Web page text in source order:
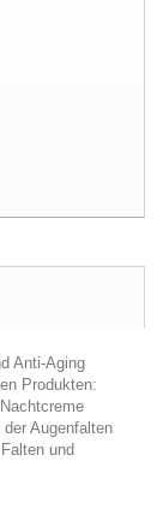
Anti-Aging
Produkten:
Augenfalten
und